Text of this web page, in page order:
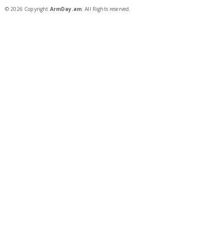
© 2026 Copyright ArmDay.am. All Rights reserved.